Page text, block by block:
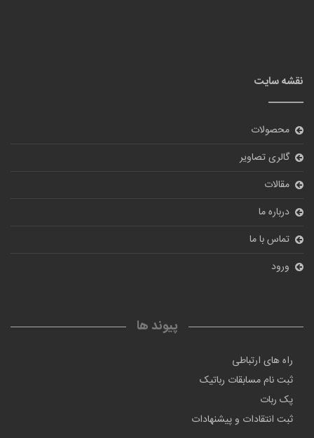
نقشه سایت
محصولات
گالری تصاویر
مقالات
درباره ما
تماس با ما
ورود
پیوند ها
راه های ارتباطی
ثبت نام مسابقات رباتیک
پک ربات
ثبت انتقادات و پیشنهادات